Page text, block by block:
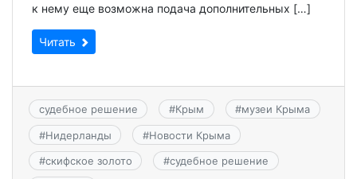
к нему еще возможна подача дополнительных […]
Читать
судебное решение #Крым #музеи Крыма
#Нидерланды #Новости Крыма
#скифское золото #судебное решение